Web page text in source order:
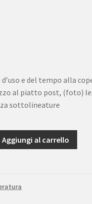
e del tempo alla
al piatto post, (foto)
sottolineature
Aggiungi al carrello